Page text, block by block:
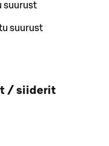
suurust
suurust
/ siiderit